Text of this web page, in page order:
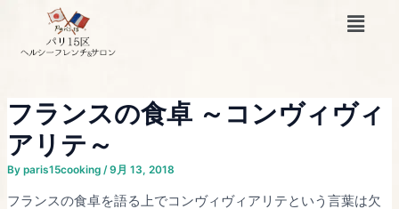
プ
メ
ニ
フランスの食卓 ～コンヴィヴィ
アリテ～
Byparis15cooking/9月 13, 2018
フランスの食卓を語る上でコンヴィヴィアリテという言葉は欠
navigation